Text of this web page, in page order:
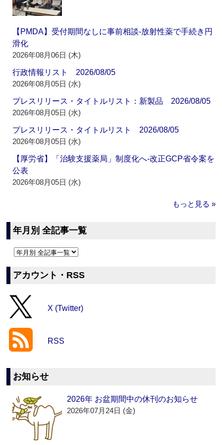
【PMDA】受付期間なしに事前相談‐放射性薬で手続き円
滑化
2026年08月06日 (木)
行政情報リスト 2026/08/05
2026年08月05日 (水)
プレスリリース・タイトルリスト：新製品 2026/08/05
2026年08月05日 (水)
プレスリリース・タイトルリスト 2026/08/05
2026年08月05日 (水)
【厚労省】「治験支援薬局」制度化へ‐改正GCP省令案を
公表
2026年08月05日 (水)
もっと見る »
年月別 全記事一覧
アカウント・RSS
X (Twitter)
RSS
お知らせ
2026年 お盆期間中の休刊のお知らせ
2026年07月24日 (金)